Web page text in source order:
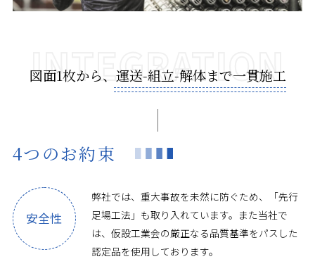
図面1枚から、運送-組立-解体まで一貫施工
4つのお約束
安全性
弊社では、重大事故を未然に防ぐため、「先行
足場工法」も取り入れています。また当社で
は、仮設工業会の厳正なる品質基準をパスした
認定品を使用しております。